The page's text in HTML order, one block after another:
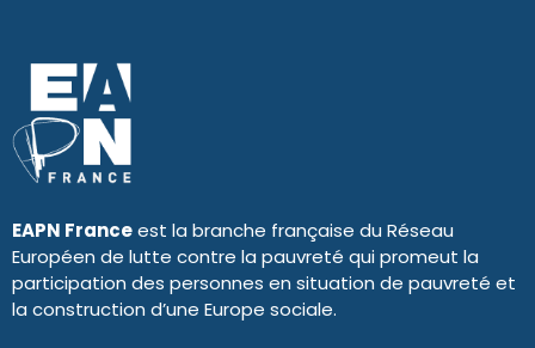
EAPN Franceest la branche française du Réseau
Européen de lutte contre la pauvreté qui promeut la
participation des personnes en situation de pauvreté et
la construction d’une Europe sociale.